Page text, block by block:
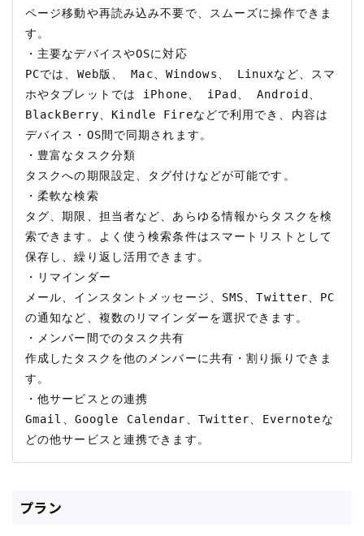
ページ移動や再読み込み不要で、スムーズに操作できま
す。
・主要なデバイスやOSに対応
PCでは、Web版、 Mac、Windows、 Linuxなど、スマ
ホやタブレットでは iPhone、 iPad、 Android、
BlackBerry、Kindle Fireなどで利用でき、内容は
デバイス・OS間で同期されます。
・豊富なタスク分類
タスクへの期限設定、タグ付けなどが可能です。
・柔軟な検索
タグ、期限、担当者など、あらゆる情報からタスクを検
索できます。よく使う検索条件はスマートリストとして
保存し、繰り返し活用できます。
・リマインダー
メール、インスタントメッセージ、SMS、Twitter、PC
の通知など、複数のリマインダーを選択できます。
・メンバー間でのタスク共有
作成したタスクを他のメンバーに共有・割り振りできま
す。
・他サービスとの連携
Gmail、Google Calendar、Twitter、Evernoteな
プラン